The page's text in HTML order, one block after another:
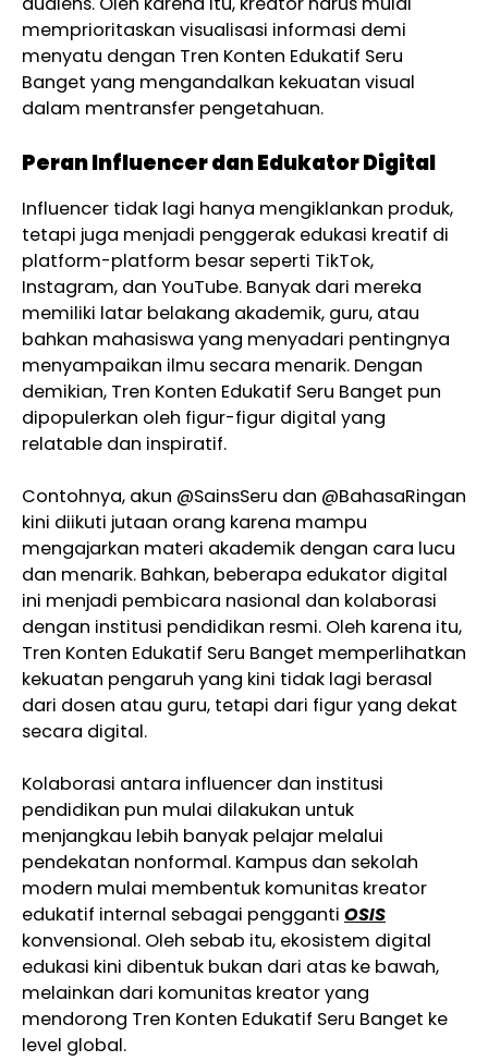
memprioritaskan visualisasi informasi demi
menyatu dengan Tren Konten Edukatif Seru
Banget yang mengandalkan kekuatan visual
dalam mentransfer pengetahuan.
Peran Influencer dan Edukator Digital
Influencer tidak lagi hanya mengiklankan produk,
tetapi juga menjadi penggerak edukasi kreatif di
platform-platform besar seperti TikTok,
Instagram, dan YouTube. Banyak dari mereka
memiliki latar belakang akademik, guru, atau
bahkan mahasiswa yang menyadari pentingnya
menyampaikan ilmu secara menarik. Dengan
demikian, Tren Konten Edukatif Seru Banget pun
dipopulerkan oleh figur-figur digital yang
relatable dan inspiratif.
Contohnya, akun @SainsSeru dan @BahasaRingan
kini diikuti jutaan orang karena mampu
mengajarkan materi akademik dengan cara lucu
dan menarik. Bahkan, beberapa edukator digital
ini menjadi pembicara nasional dan kolaborasi
dengan institusi pendidikan resmi. Oleh karena itu,
Tren Konten Edukatif Seru Banget memperlihatkan
kekuatan pengaruh yang kini tidak lagi berasal
dari dosen atau guru, tetapi dari figur yang dekat
secara digital.
Kolaborasi antara influencer dan institusi
pendidikan pun mulai dilakukan untuk
menjangkau lebih banyak pelajar melalui
pendekatan nonformal. Kampus dan sekolah
modern mulai membentuk komunitas kreator
edukatif internal sebagai pengganti OSIS
konvensional. Oleh sebab itu, ekosistem digital
edukasi kini dibentuk bukan dari atas ke bawah,
melainkan dari komunitas kreator yang
mendorong Tren Konten Edukatif Seru Banget ke
level global.